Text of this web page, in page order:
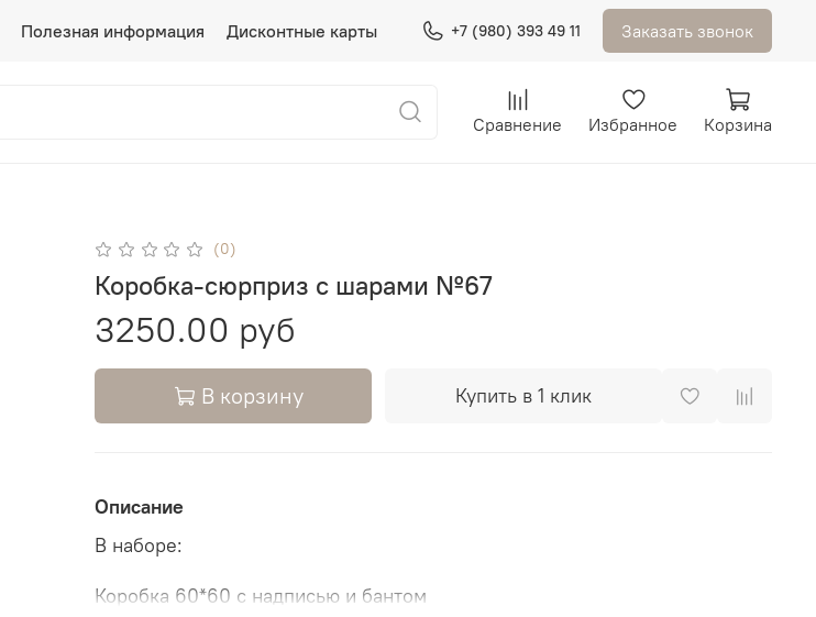
Полезная информация Дисконтные карты +7 (980) 393 49 11 Заказать звонок
Сравнение Избранное Корзина
(0)
Коробка-сюрприз с шарами №67
3250.00 руб
В корзину Купить в 1 клик
Описание
В наборе:
Коробка 60*60 с надписью и бантом